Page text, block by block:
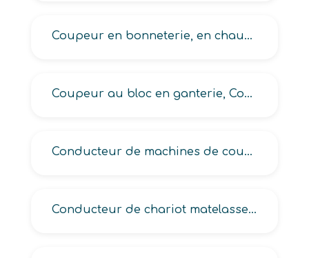
Coupeur en bonneterie, en chaussures, en maroquinerie
Coupeur au bloc en ganterie, Coupeur CAO, Coupeur cuirs et peaux, Coupeur dessus, Coupeur doublure
Conducteur de machines de coupe automatique en industrie des matériaux souples
Conducteur de chariot matelasseur en industrie des matériaux souples